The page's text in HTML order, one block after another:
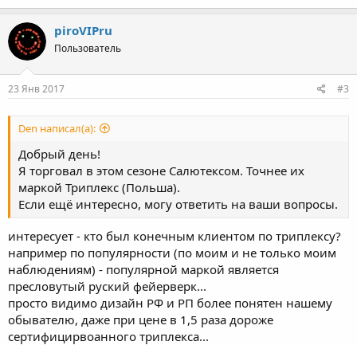
piroVIPru
Пользователь
23 Янв 2017 #3
Den написал(а):
Добрый день!
Я торговал в этом сезоне Салютексом. Точнее их
маркой Триплекс (Польша).
Если ещё интересно, могу ответить на ваши вопросы.
интересует - кто был конечным клиентом по триплексу?
например по популярности (по моим и не только моим
наблюдениям) - популярной маркой является
пресловутый руский фейерверк...
просто видимо дизайн РФ и РП более понятен нашему
обывателю, даже при цене в 1,5 раза дороже
сертифицирвоанного триплекса...